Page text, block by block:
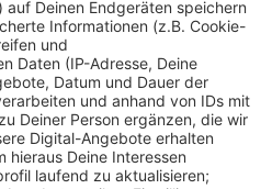
werden. Das ist heute
selbstverständlich“, sagt
Nahrung-
Münsterland. Deshalb
der Bundestagswahl am
die Kandidierenden. „Wer im
kandidiert, muss